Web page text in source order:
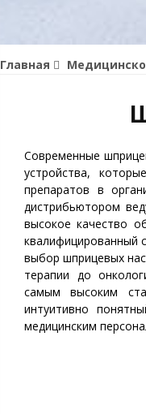
Главная
Современные
устройства,
препаратов в
дистрибьютором
высокое качество
квалифицированный
выбор шприцевых
терапии до
самым высоким
интуитивно
медицинским